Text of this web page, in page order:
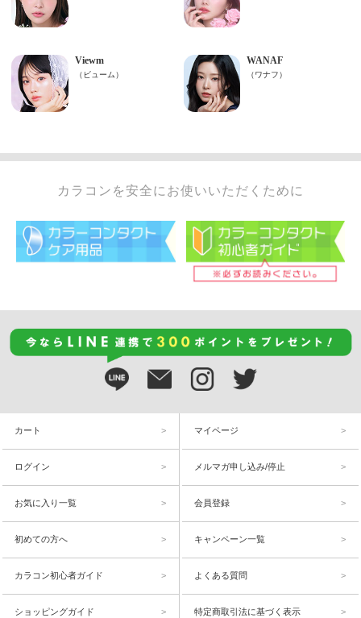
カラコンを安全にお使いいただくために
カート マイページ
ログイン メルマガ申し込み/停止
お気に入り一覧 会員登録
初めての方へ キャンペーン一覧
カラコン初心者ガイド よくある質問
ショッピングガイド 特定商取引法に基づく表示